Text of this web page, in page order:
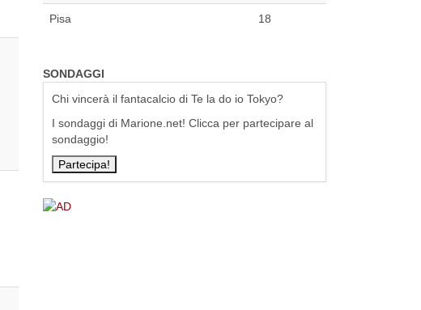
Pisa 18
SONDAGGI
Chi vincerà il fantacalcio di Te la do io Tokyo?
I sondaggi di Marione.net! Clicca per partecipare al
sondaggio!